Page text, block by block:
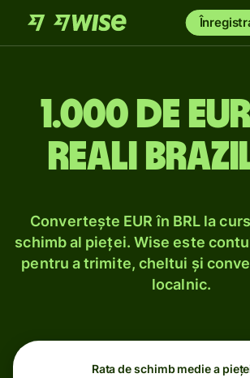
1.000 de
reali
Convertește EUR în BRL la
schimb al pieței. Wise este
pentru a trimite, cheltui și
localnic.
Rata de schimb medie a